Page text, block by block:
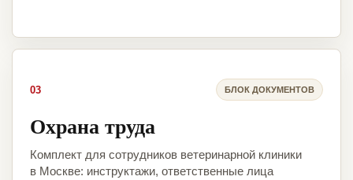
03 БЛОК ДОКУМЕНТОВ
Охрана труда
Комплект для сотрудников ветеринарной клиники
в Москве: инструктажи, ответственные лица